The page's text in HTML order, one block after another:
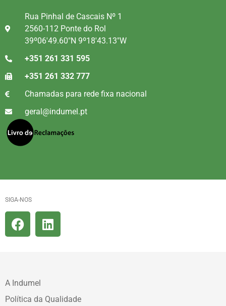
Rua Pinhal de Cascais Nº 1
2560-112 Ponte do Rol
39º06'49.60"N 9º18'43.13"W
+351 261 331 595
+351 261 332 777
Chamadas para rede fixa nacional
geral@indumel.pt
SIGA-NOS
A Indumel
Política da Qualidade